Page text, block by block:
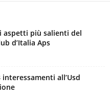
aspetti più salienti del
d’Italia Aps
all’Usd